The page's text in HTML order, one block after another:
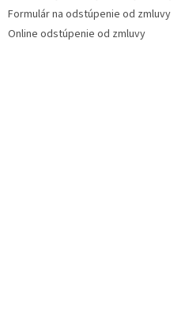
Formulár na odstúpenie od zmluvy
Online odstúpenie od zmluvy